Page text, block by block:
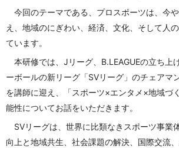
今回のテーマである、 プロスポーツは、今
え、地域のにぎわい、経済、文化、そして人
ています。
本研修では、Jリーグ、B.LEAGUEの立ち上
ーボールの新リーグ「SVリーグ」のチェアマ
を講師に迎え、「スポーツ×エンタメ×地域づ
能性についてお話をいただきます。
SVリーグは、世界に比類なきスポーツ事業
向上と地域共生、社会課題の解決、国際交流